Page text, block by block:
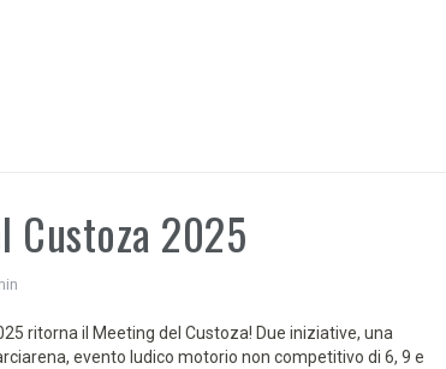
Custoza 2025
ritorna il Meeting del Custoza! Due iniziative, una
evento ludico motorio non competitivo di 6, 9 e